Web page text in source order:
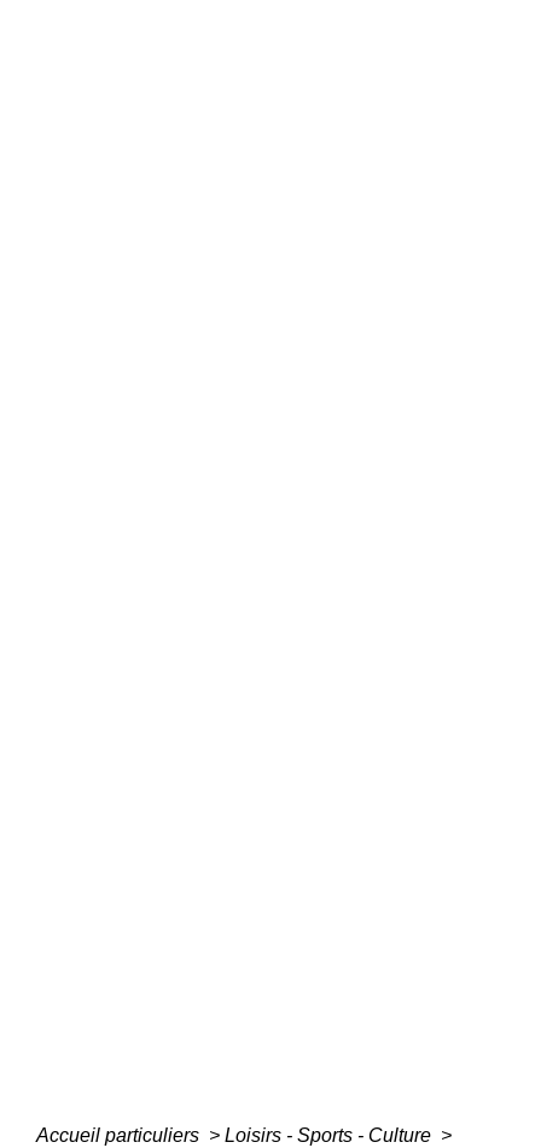
Accueil particuliers > Loisirs - Sports - Culture >